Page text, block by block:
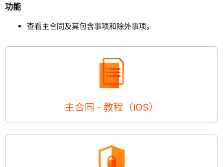
功能
查看主合同及其包含事项和除外事项。
主合同 - 教程（iOS）